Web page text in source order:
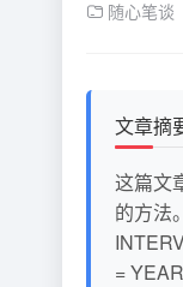
随心笔谈
文章摘
这篇文
的方法
=